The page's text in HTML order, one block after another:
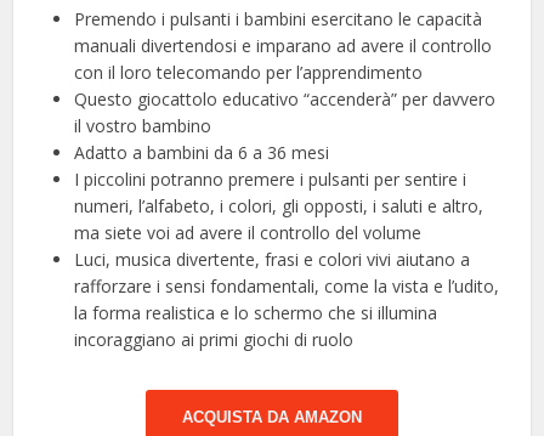
Premendo i pulsanti i bambini esercitano le capacità
manuali divertendosi e imparano ad avere il controllo
con il loro telecomando per l’apprendimento
Questo giocattolo educativo “accenderà” per davvero
il vostro bambino
Adatto a bambini da 6 a 36 mesi
I piccolini potranno premere i pulsanti per sentire i
numeri, l’alfabeto, i colori, gli opposti, i saluti e altro,
ma siete voi ad avere il controllo del volume
Luci, musica divertente, frasi e colori vivi aiutano a
rafforzare i sensi fondamentali, come la vista e l’udito,
la forma realistica e lo schermo che si illumina
incoraggiano ai primi giochi di ruolo
ACQUISTA DA AMAZON